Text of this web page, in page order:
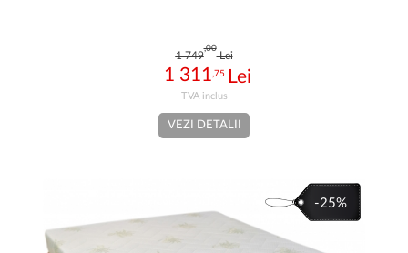
1 749
,00
Lei
1 311,75
VEZI DETALII
-25%